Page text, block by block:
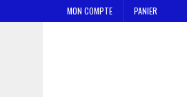
MON COMPTE PANIER